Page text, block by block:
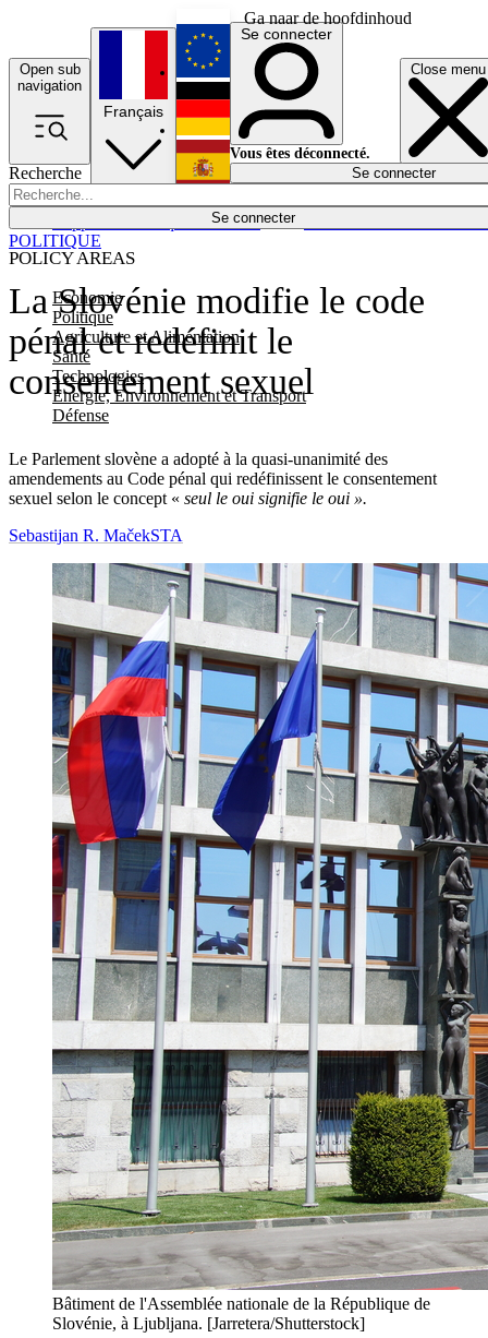
Ga naar de hoofdinhoud
Open sub
navigation
Close menu
Recherche
Se connecter
POLICY AREAS
Economie
Politique
Agriculture et Alimentation
Santé
Technologies
Energie, Environnement et Transport
Défense
Économie
Français
English
Deutsch
Español
Se connecter
Vous êtes déconnecté.
Se connecter
La Slovénie modifie le code
pénal et redéfinit le
consentement sexuel
Le Parlement slovène a adopté à la quasi-unanimité des
amendements au Code pénal qui redéfinissent le consentement
sexuel selon le concept « seul le oui signifie le oui ».
POLITIQUE
Sebastijan R. MačekSTA
Bâtiment de l'Assemblée nationale de la République de
Slovénie, à Ljubljana. [Jarretera/Shutterstock]